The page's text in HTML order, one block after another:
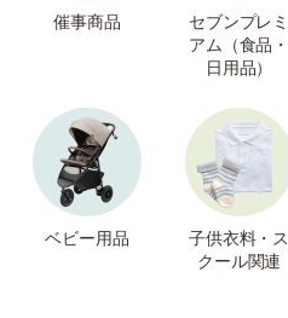
催事商品
セブンプレミ
アム（食品・
日用品）
ベビー用品
子供衣料・ス
クール関連